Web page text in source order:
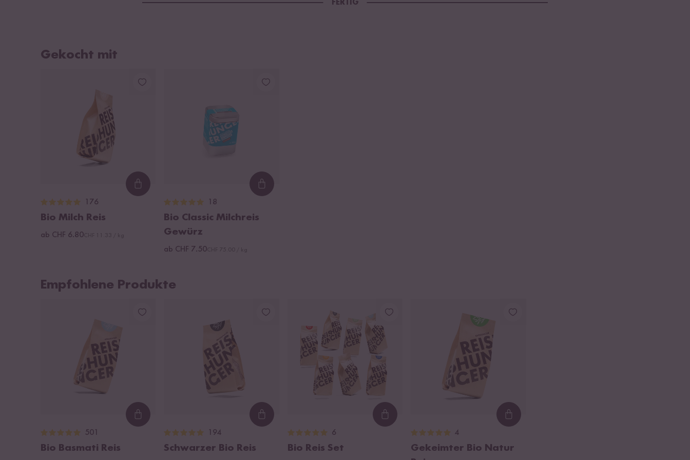
FERTIG
Gekocht mit
Loading...
176
Bio Milch Reis
ab CHF 6.80
Loading...
18
Bio Classic Milchreis
Gewürz
ab CHF 7.50
Empfohlene Produkte
Loading...
501
Bio Basmati Reis
Loading...
194
Schwarzer Bio Reis
Loading...
6
Bio Reis Set
Loading...
4
Gekeimter Bio Natur